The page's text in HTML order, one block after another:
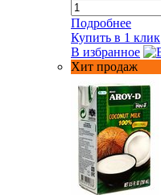
Подробнее
Купить в 1 клик
В избранное
Хит продаж